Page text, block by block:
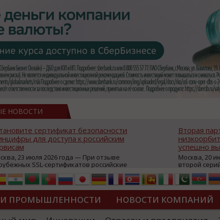
НОВОСТИ
сертификат безопасности
для доступа к российским
23 июля 2026 года — При отзыве
SSL-сертификатов российские
могут некорректно открываться в
браузерах (Google Chrome,
Edge и др.), а соединение с сервисами
ресурсы уже сообщили о
недоступности и ошибках при
из-за отзывов сертификатов
Вторая
успешно
Москва, 20
второй
аппаратов,
масштабной
интернет с
из
«Экономика
ПРОМЫШЛЕННОСТИ НОВОСТИ КОМПАНИЙ